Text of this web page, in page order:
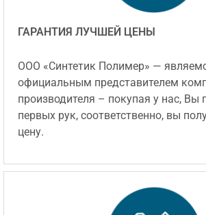
ГАРАНТИЯ ЛУЧШЕЙ ЦЕНЫ
ООО «Синтетик Полимер» —
официальным представителем
производителя – покупая у нас, Вы
первых рук, соответственно, вы
цену.